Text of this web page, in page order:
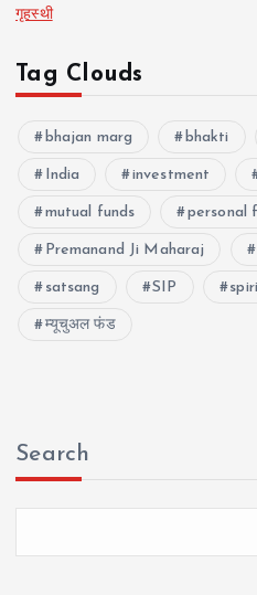
गृहस्थी
Tag Clouds
bhajan marg bhakti
India investment
mutual funds personal
Premanand Ji Maharaj
satsang SIP
म्यूचुअल फंड
Search